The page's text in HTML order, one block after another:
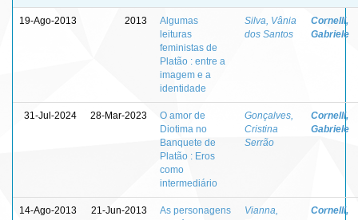
19-Ago-2013 2013
Algumas
leituras
feministas de
Platão : entre a
imagem e a
identidade
Silva, Vânia
dos Santos
Cornelli,
Gabriele
31-Jul-2024 28-Mar-2023
O amor de
Diotima no
Banquete de
Platão : Eros
como
intermediário
Gonçalves,
Cristina
Serrão
Cornelli,
Gabriele
14-Ago-2013 21-Jun-2013
As personagens
Vianna,
Cornelli,